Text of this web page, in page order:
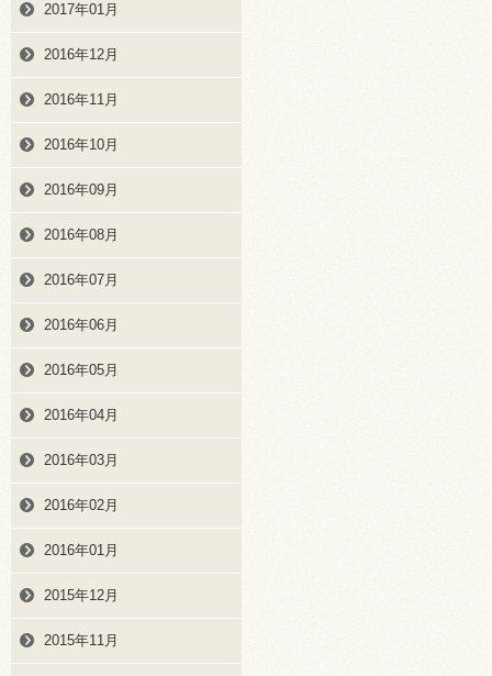
2017年01月
2016年12月
2016年11月
2016年10月
2016年09月
2016年08月
2016年07月
2016年06月
2016年05月
2016年04月
2016年03月
2016年02月
2016年01月
2015年12月
2015年11月